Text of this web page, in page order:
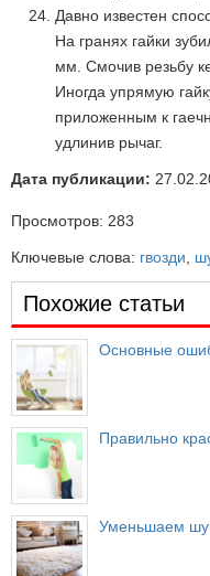
Давно известен
На гранях гайки
мм. Смочив резьбу
Иногда упрямую
приложенным к
удлинив рычаг.
Дата публикации:
Просмотров: 283
Ключевые слова: гвозди
Похожие статьи
Основные
Правильно
Уменьшаем